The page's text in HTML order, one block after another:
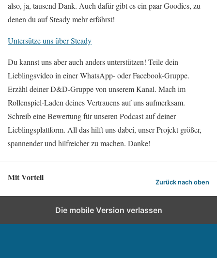
also, ja, tausend Dank. Auch dafür gibt es ein paar Goodies, zu
denen du auf Steady mehr erfährst!
Untersütze uns über Steady
Du kannst uns aber auch anders unterstützen! Teile dein
Lieblingsvideo in einer WhatsApp- oder Facebook-Gruppe.
Erzähl deiner D&D-Gruppe von unserem Kanal. Mach im
Rollenspiel-Laden deines Vertrauens auf uns aufmerksam.
Schreib eine Bewertung für unseren Podcast auf deiner
Lieblingsplattform. All das hilft uns dabei, unser Projekt größer,
spannender und hilfreicher zu machen. Danke!
Mit Vorteil Zurück nach oben
Die mobile Version verlassen